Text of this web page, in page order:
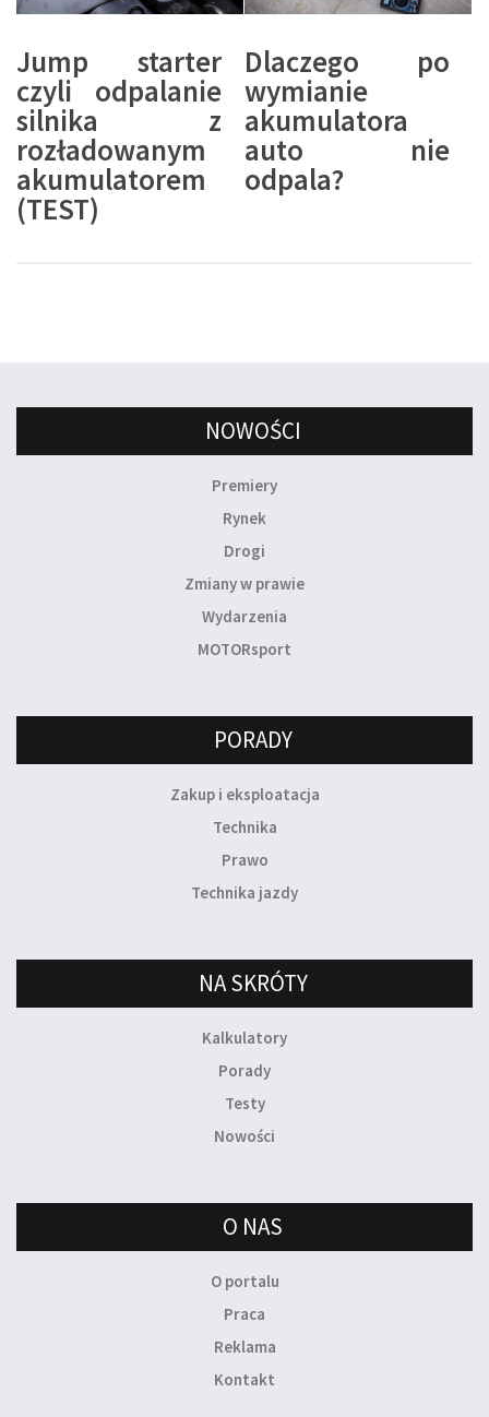
Jump starter
czyli odpalanie
silnika z
rozładowanym
akumulatorem
(TEST)
Dlaczego po
wymianie
akumulatora
auto nie
odpala?
NOWOŚCI
Premiery
Rynek
Drogi
Zmiany w prawie
Wydarzenia
MOTORsport
PORADY
Zakup i eksploatacja
Technika
Prawo
Technika jazdy
NA SKRÓTY
Kalkulatory
Porady
Testy
Nowości
O NAS
O portalu
Praca
Reklama
Kontakt